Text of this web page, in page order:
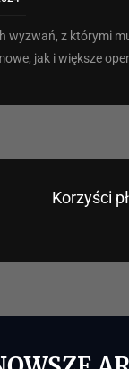
wyzwań, z którymi
jak i większe
Korzyści